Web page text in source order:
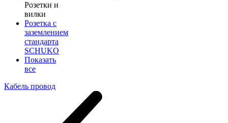
Розетки и
вилки
Розетка с
заземлением
стандарта
SCHUKO
Показать
все
Кабель провод